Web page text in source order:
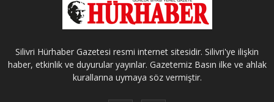
Silivri Hürhaber Gazetesi resmi internet sitesidir. Silivri'ye ilişkin
haber, etkinlik ve duyurular yayınlar. Gazetemiz Basın ilke ve ahlak
kurallarına uymaya söz vermiştir.